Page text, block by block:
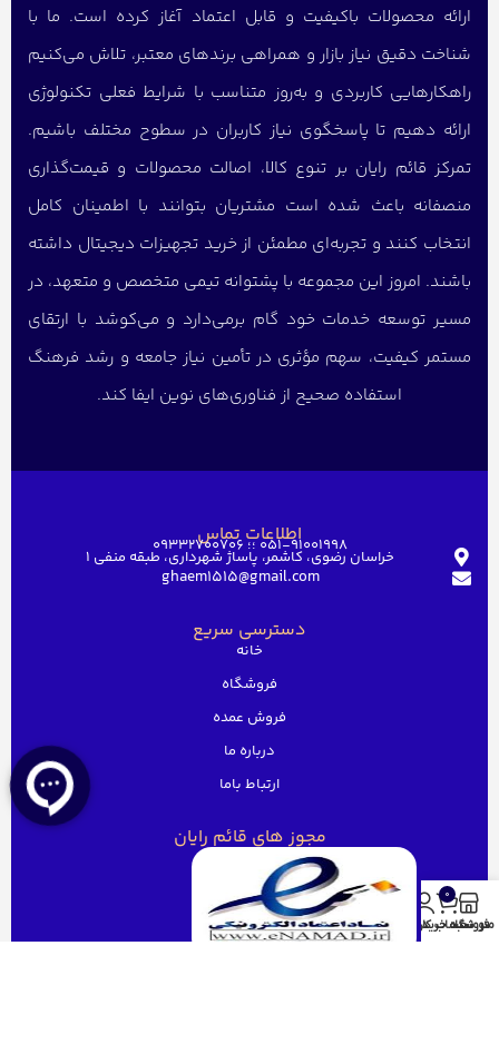
ارائه محصولات باکیفیت و قابل اعتماد آغاز کرده است. ما با
شناخت دقیق نیاز بازار و همراهی برندهای معتبر، تلاش می‌کنیم
راهکارهایی کاربردی و به‌روز متناسب با شرایط فعلی تکنولوژی
ارائه دهیم تا پاسخگوی نیاز کاربران در سطوح مختلف باشیم.
تمرکز قائم رایان بر تنوع کالا، اصالت محصولات و قیمت‌گذاری
منصفانه باعث شده است مشتریان بتوانند با اطمینان کامل
انتخاب کنند و تجربه‌ای مطمئن از خرید تجهیزات دیجیتال داشته
باشند. امروز این مجموعه با پشتوانه تیمی متخصص و متعهد، در
مسیر توسعه خدمات خود گام برمی‌دارد و می‌کوشد با ارتقای
مستمر کیفیت، سهم مؤثری در تأمین نیاز جامعه و رشد فرهنگ
استفاده صحیح از فناوری‌های نوین ایفا کند.
اطلاعات تماس051-91001998 ؛؛ 09332700706
خراسان رضوی، کاشمر، پاساژ شهرداری، طبقه منفی ۱
ghaem1515@gmail.com
دسترسی سریع
خانه
فروشگاه
فروش عمده
درباره ما
ارتباط باما
مجوز های قائم رایان
منوفروشگاه
0
سبد خرید
حساب کاربری من